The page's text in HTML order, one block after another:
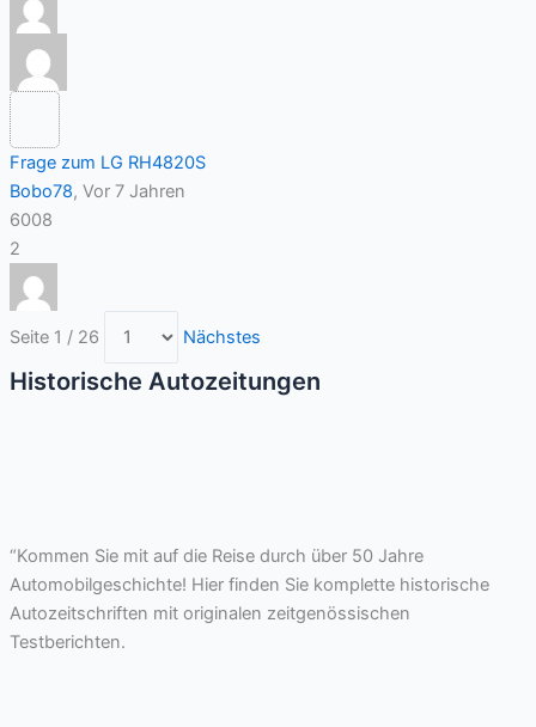
Frage zum LG RH4820S
Bobo78, Vor 7 Jahren
6008
2
Seite 1 / 26 Nächstes
Historische Autozeitungen
“Kommen Sie mit auf die Reise durch über 50 Jahre
Automobilgeschichte! Hier finden Sie komplette historische
Autozeitschriften mit originalen zeitgenössischen
Testberichten.